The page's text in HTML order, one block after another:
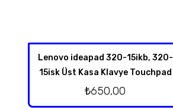
Lenovo ideapad 320-15ikb, 320-
15isk Üst Kasa Klavye Touchpad
₺650,00